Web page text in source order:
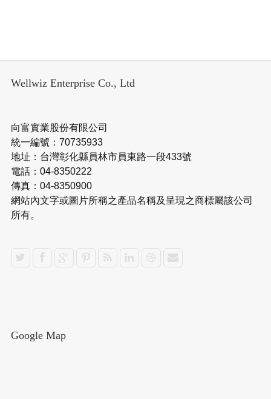
Wellwiz Enterprise Co., Ltd
向富實業股份有限公司
統一編號：70735933
地址：台灣彰化縣員林市員東路一段433號
電話：04-8350222
傳真：04-8350900
網站內文字或圖片所稱之產品名稱及呈現之商標屬該公司
所有。
Google Map